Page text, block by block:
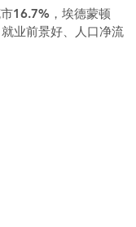
16.7%，埃德蒙顿
业前景好、人口净流